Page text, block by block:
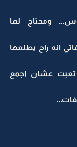
ومحتاج لها
انه راح يطلعها
تعبت عشان اجمع